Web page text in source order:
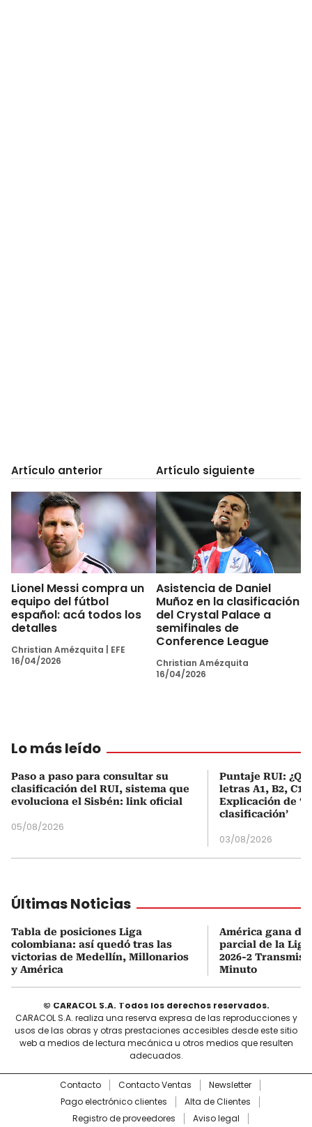
Artículo anterior
Lionel Messi compra un
equipo del fútbol
español: acá todos los
detalles
Christian Amézquita
EFE
16/04/2026
Artículo siguiente
Asistencia de Daniel
Muñoz en la clasificación
del Crystal Palace a
semifinales de
Conference League
Christian Amézquita
16/04/2026
Lo más leído
Paso a paso para consultar su
clasificación del RUI, sistema que
evoluciona el Sisbén: link oficial
05/08/2026
Puntaje RUI:
letras A1, B2, C1
Explicación de
clasificación’
03/08/2026
Últimas Noticias
Tabla de posiciones Liga
colombiana: así quedó tras las
victorias de Medellín, Millonarios
y América
América gana
parcial de la
2026-2
Minuto
© CARACOL S.A. Todos los derechos reservados.
CARACOL S.A. realiza una reserva expresa de las reproducciones y
usos de las obras y otras prestaciones accesibles desde este sitio
web a medios de lectura mecánica u otros medios que resulten
adecuados.
Contacto Contacto Ventas
Newsletter
Pago electrónico clientes
Alta de Clientes
Registro de proveedores
Aviso legal